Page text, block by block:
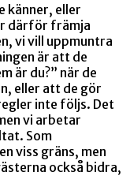
känner, eller
därför främja
vi vill uppmuntra
är att de
är du?” när de
eller att de gör
inte följs. Det
vi arbetar
Som
viss gräns, men
också bidra,